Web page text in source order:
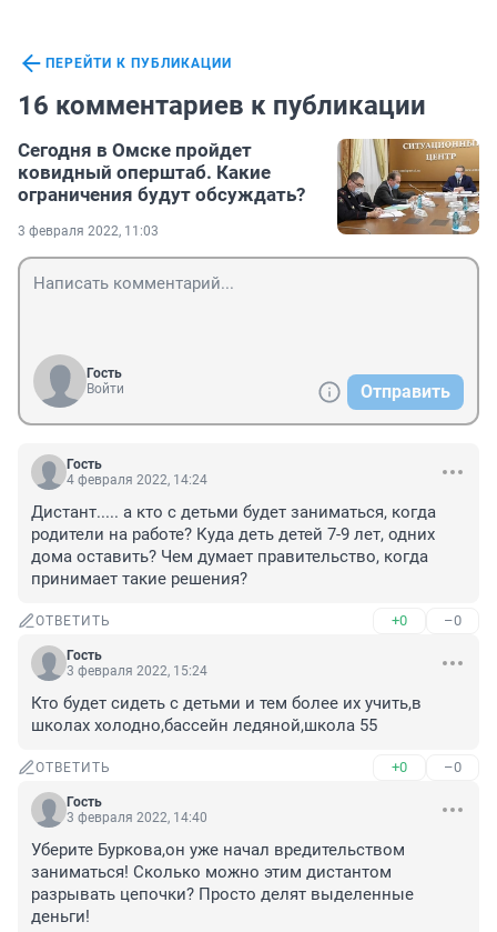
ПЕРЕЙТИ К ПУБЛИКАЦИИ
16 комментариев к публикации
Сегодня в Омске пройдет
ковидный оперштаб. Какие
ограничения будут обсуждать?
3 февраля 2022, 11:03
Гость
Войти
Отправить
Гость
4 февраля 2022, 14:24
Дистант..... а кто с детьми будет заниматься, когда
родители на работе? Куда деть детей 7-9 лет, одних
дома оставить? Чем думает правительство, когда
принимает такие решения?
ОТВЕТИТЬ +0 –0
Гость
3 февраля 2022, 15:24
Кто будет сидеть с детьми и тем более их учить,в
школах холодно,бассейн ледяной,школа 55
ОТВЕТИТЬ +0 –0
Гость
3 февраля 2022, 14:40
Уберите Буркова,он уже начал вредительством
заниматься! Сколько можно этим дистантом
разрывать цепочки? Просто делят выделенные
деньги!